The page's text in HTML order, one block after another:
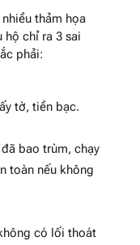
thảm họa
hộ chỉ ra 3 sai
phải:
tờ, tiền bạc.
bao trùm, chạy
toàn nếu không
có lối thoát